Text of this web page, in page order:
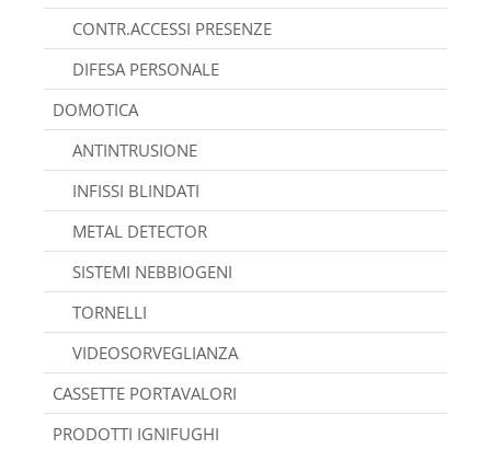
CONTR.ACCESSI PRESENZE
DIFESA PERSONALE
DOMOTICA
ANTINTRUSIONE
INFISSI BLINDATI
METAL DETECTOR
SISTEMI NEBBIOGENI
TORNELLI
VIDEOSORVEGLIANZA
CASSETTE PORTAVALORI
PRODOTTI IGNIFUGHI